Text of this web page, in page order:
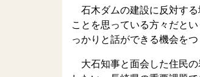
石木ダムの建設に反対する
ことを思っている方々だと
っかりと話ができる機会を
大石知事と面会した住民の